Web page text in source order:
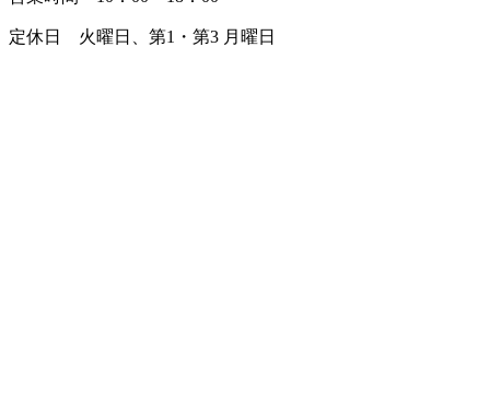
定休日 火曜日、第1・第3 月曜日